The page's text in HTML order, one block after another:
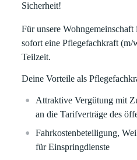
Sicherheit!
Für unsere Wohngemeinschaft
sofort einePflegefachkraft (m/
Teilzeit.
Deine Vorteile als
Attraktive Vergütung mit
an die Tarifverträge des
Fahrkostenbeteiligung,
für Einspringdienste